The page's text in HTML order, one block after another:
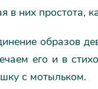
в них простота,
образов
его и в
с мотыльком.